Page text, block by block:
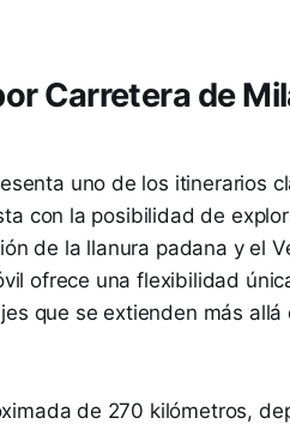
Carretera de
uno de los itinerarios
con la posibilidad de
de la llanura padana y el
ofrece una flexibilidad
que se extienden más allá
de 270 kilómetros,